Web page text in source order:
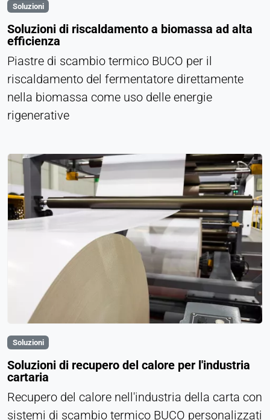
Soluzioni
Soluzioni di riscaldamento a biomassa ad alta
efficienza
Piastre di scambio termico BUCO per il
riscaldamento del fermentatore direttamente
nella biomassa come uso delle energie
rigenerative
Soluzioni
Soluzioni di recupero del calore per l'industria
cartaria
Recupero del calore nell'industria della carta con
sistemi di scambio termico BUCO personalizzati